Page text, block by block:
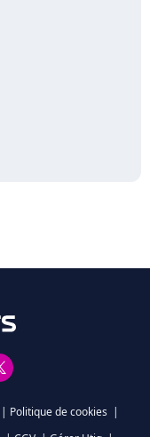
| Politique de cookies |